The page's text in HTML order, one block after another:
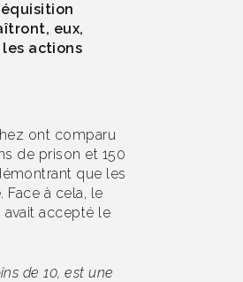
eux,
actions
ont comparu
de prison et 150
que les
Face à cela, le
avait accepté le
de 10, est une